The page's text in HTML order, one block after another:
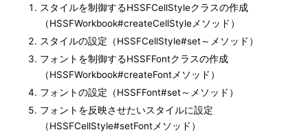
スタイルを制御するHSSFCellStyleクラスの作成
（HSSFWorkbook#createCellStyleメソッド）
スタイルの設定（HSSFCellStyle#set～メソッド）
フォントを制御するHSSFFontクラスの作成
（HSSFWorkbook#createFontメソッド）
フォントの設定（HSSFFont#set～メソッド）
フォントを反映させたいスタイルに設定
（HSSFCellStyle#setFontメソッド）